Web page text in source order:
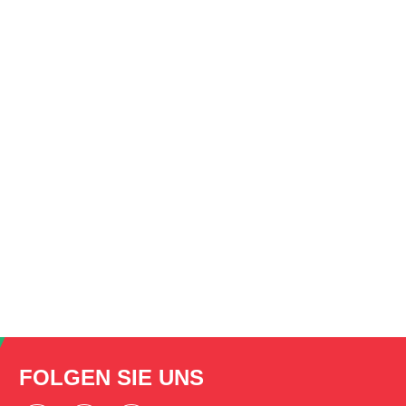
FOLGEN SIE UNS